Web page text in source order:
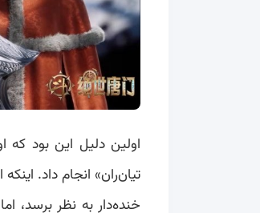
اولین دلیل این بود که
تیان‌ران» انجام داد.
خنده‌دار به نظر برسد،